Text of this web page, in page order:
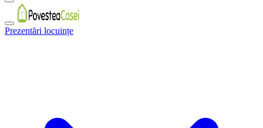
Prezentări locuințe